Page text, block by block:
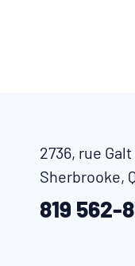
2736, rue Galt
Sherbrooke,
819 562-